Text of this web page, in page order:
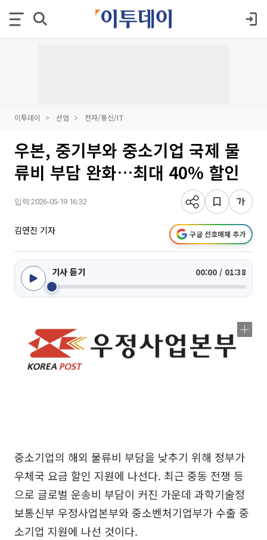
이투데이 산업 전자/통신/IT
우본, 중기부와 중소기업 국제 물
류비 부담 완화…최대 40% 할인
입력 2026-05-19 16:32
김연진 기자 구글 선호매체 추가
기사 듣기 00:00 / 01:38
중소기업의 해외 물류비 부담을 낮추기 위해 정부가
우체국 요금 할인 지원에 나선다. 최근 중동 전쟁 등
으로 글로벌 운송비 부담이 커진 가운데 과학기술정
보통신부 우정사업본부와 중소벤처기업부가 수출 중
소기업 지원에 나선 것이다.